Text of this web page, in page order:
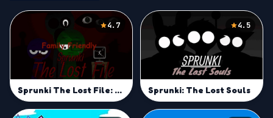
4.7
Sprunki The Lost File: Family Friendly
4.5
Sprunki: The Lost Souls